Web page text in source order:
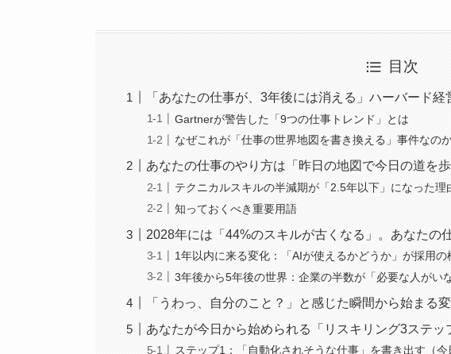
目次
「あなたの仕事が、3年後には消える」ハーバード経
Gartnerが警告した「9つの仕事トレンド」とは
なぜこれが「仕事の世界地図を書き換える」事件なの
あなたの仕事のやり方は「昨日の地図で今日の道を
テクニカルスキルの半減期が「2.5年以下」になった理
知っておくべき重要用語
2028年には「44%のスキルが古くなる」。あなたの
1年以内に来る変化：「AIが使えるかどうか」が採用の
3年後から5年後の世界：企業の半数が「必要な人がい
「うわっ、自分のこと？」と感じた瞬間から始まる
あなたが今日から始められる「リスキリング3ステッ
ステップ1：「自動化されそうな仕事」を書き出す（今